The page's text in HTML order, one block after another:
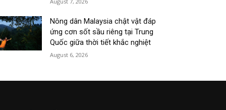
Nông dân Malaysia chật vật đáp
ứng cơn sốt sầu riêng tại Trung
Quốc giữa thời tiết khắc nghiệt
August 6, 2026